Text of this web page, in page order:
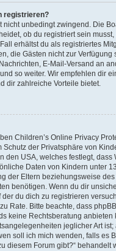
registrieren?
nicht unbedingt zwingend. Die
ob du registriert sein
erhältst du als registriertes
die Gästen nicht zur Verfügung
E-Mail-Versand an
so weiter. Wir empfehlen dir
dir zahlreiche Vorteile bietet.
Children’s Online Privacy
Schutz der Privatsphäre von
den USA, welches festlegt, dass
Daten von Kindern unter
der Eltern beziehungsweise
benötigen. Wenn du dir
du dich zu registrieren
Rate. Bitte beachte, dass
keine Rechtsberatung anbieten
jeglicher Art
soll ich mich wenden, falls es
diesem Forum gibt?“ behandelt